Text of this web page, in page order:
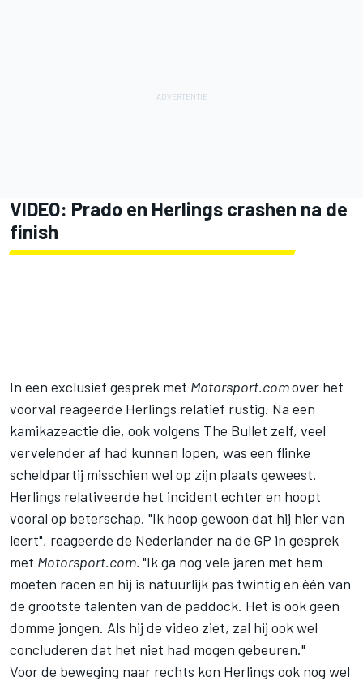
VIDEO: Prado en Herlings crashen na de
finish
In een exclusief gesprek met Motorsport.comover het
voorval reageerde Herlings relatief rustig. Na een
kamikazeactie die, ook volgens The Bullet zelf, veel
vervelender af had kunnen lopen, was een flinke
scheldpartij misschien wel op zijn plaats geweest.
Herlings relativeerde het incident echter en hoopt
vooral op beterschap. "Ik hoop gewoon dat hij hier van
leert", reageerde de Nederlander na de GP in gesprek
met Motorsport.com. "Ik ga nog vele jaren met hem
moeten racen en hij is natuurlijk pas twintig en één van
de grootste talenten van de paddock. Het is ook geen
domme jongen. Als hij de video ziet, zal hij ook wel
concluderen dat het niet had mogen gebeuren."
Voor de beweging naar rechts kon Herlings ook nog wel